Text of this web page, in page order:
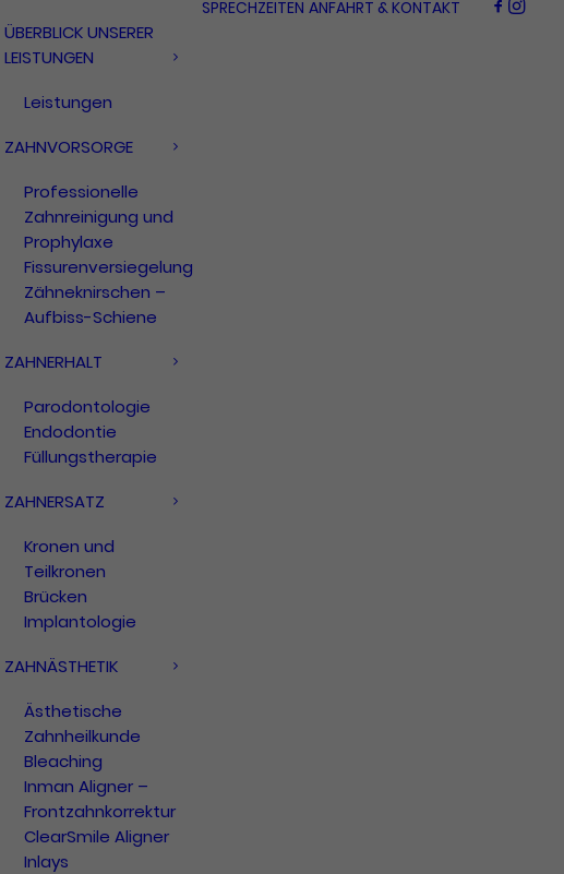
ÜBERBLICK UNSERER
LEISTUNGEN
Leistungen
ZAHNVORSORGE
Professionelle
Zahnreinigung und
Prophylaxe
Fissurenversiegelung
Zähneknirschen –
Aufbiss-Schiene
ZAHNERHALT
Parodontologie
Endodontie
Füllungstherapie
ZAHNERSATZ
Kronen und
Teilkronen
Brücken
Implantologie
ZAHNÄSTHETIK
Ästhetische
Zahnheilkunde
Bleaching
Inman Aligner –
Frontzahnkorrektur
ClearSmile Aligner
Inlays
SPRECHZEITEN ANFAHRT & KONTAKT